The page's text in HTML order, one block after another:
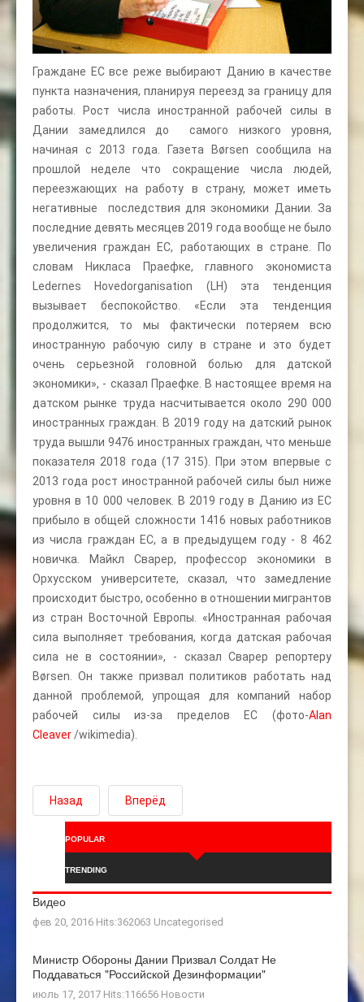
Граждане ЕС все реже выбирают Данию в качестве
пункта назначения, планируя переезд за границу для
работы. Рост числа иностранной рабочей силы в
Дании замедлился до самого низкого уровня,
начиная с 2013 года. Газета Børsen сообщила на
прошлой неделе что сокращение числа людей,
переезжающих на работу в страну, может иметь
негативные последствия для экономики Дании. За
последние девять месяцев 2019 года вообще не было
увеличения граждан ЕС, работающих в стране. По
словам Никласа Праефке, главного экономиста
Ledernes Hovedorganisation (LH) эта тенденция
вызывает беспокойство. «Если эта тенденция
продолжится, то мы фактически потеряем всю
иностранную рабочую силу в стране и это будет
очень серьезной головной болью для датской
экономики», - сказал Праефке. В настоящее время на
датском рынке труда насчитывается около 290 000
иностранных граждан. В 2019 году на датский рынок
труда вышли 9476 иностранных граждан, что меньше
показателя 2018 года (17 315). При этом впервые с
2013 года рост иностранной рабочей силы был ниже
уровня в 10 000 человек. В 2019 году в Данию из ЕС
прибыло в общей сложности 1416 новых работников
из числа граждан ЕС, а в предыдущем году - 8 462
новичка. Майкл Сварер, профессор экономики в
Орхусском университете, сказал, что замедление
происходит быстро, особенно в отношении мигрантов
из стран Восточной Европы. «Иностранная рабочая
сила выполняет требования, когда датская рабочая
сила не в состоянии», - сказал Сварер репортеру
Børsen. Он также призвал политиков работать над
данной проблемой, упрощая для компаний набор
рабочей силы из-за пределов ЕС (фото-Alan
Cleaver/wikimedia).
Назад Вперёд
POPULAR
TRENDING
Видео
фев 20, 2016 Hits:362063 Uncategorised
Министр Обороны Дании Призвал Солдат Не
Поддаваться "российской Дезинформации"
июль 17, 2017 Hits:116656 Новости